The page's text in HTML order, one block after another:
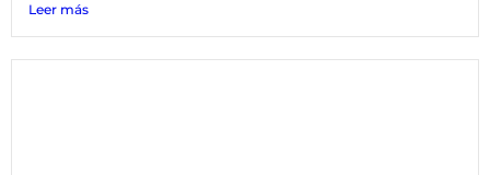
Leer más